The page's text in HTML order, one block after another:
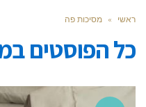
ראשי » מסיכות פה
כל הפוסטים ב